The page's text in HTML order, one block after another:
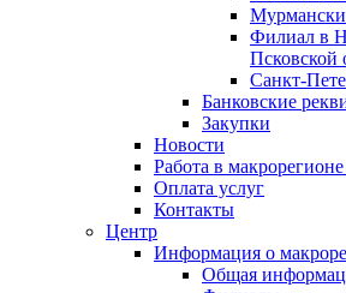
Филиал в
Псковской
Санкт-
Банковские
Закупки
Новости
Работа в
Оплата услуг
Контакты
Центр
Информация о
Общая